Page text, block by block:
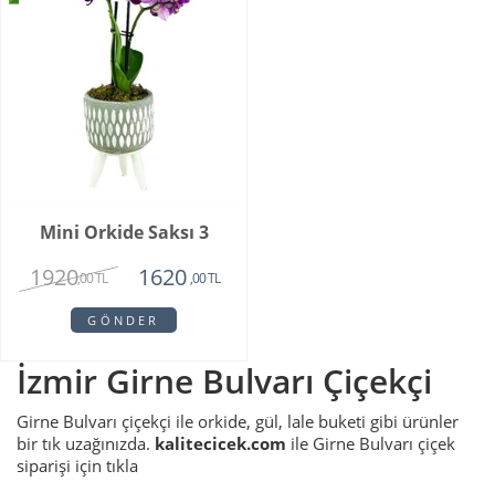
Mini Orkide Saksı 3
1920,00 TL 1620 ,00 TL
GÖNDER
İzmir Girne Bulvarı Çiçekçi
Girne Bulvarı çiçekçi ile orkide, gül, lale buketi gibi ürünler
bir tık uzağınızda. kalitecicek.com ile Girne Bulvarı çiçek
siparişi için tıkla